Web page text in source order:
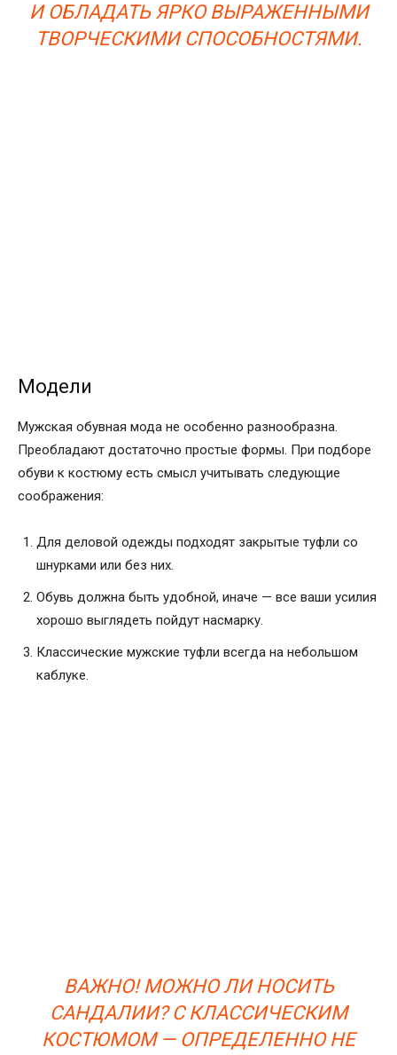
И ОБЛАДАТЬ ЯРКО ВЫРАЖЕННЫМИ
ТВОРЧЕСКИМИ СПОСОБНОСТЯМИ.
Модели
Мужская обувная мода не особенно разнообразна.
Преобладают достаточно простые формы. При подборе
обуви к костюму есть смысл учитывать следующие
соображения:
Для деловой одежды подходят закрытые туфли со
шнурками или без них.
Обувь должна быть удобной, иначе — все ваши усилия
хорошо выглядеть пойдут насмарку.
Классические мужские туфли всегда на небольшом
каблуке.
ВАЖНО! МОЖНО ЛИ НОСИТЬ
САНДАЛИИ? С КЛАССИЧЕСКИМ
КОСТЮМОМ — ОПРЕДЕЛЕННО НЕ